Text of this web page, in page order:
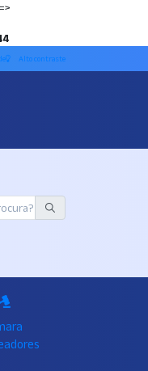
Alto contraste